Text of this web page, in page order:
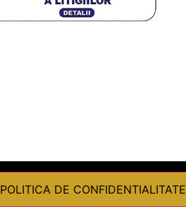
POLITICA DE CONFIDENTIALITATE